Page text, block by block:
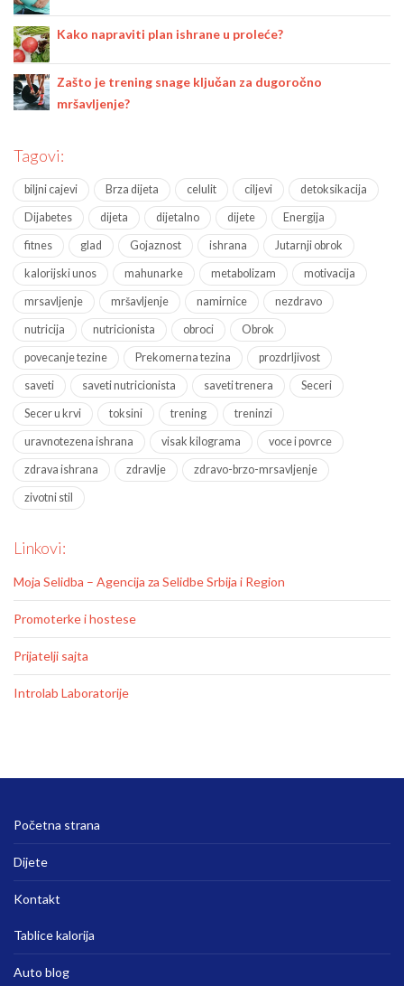
Kako napraviti plan ishrane u proleće?
Zašto je trening snage ključan za dugoročno
mršavljenje?
Tagovi:
biljni cajevi Brza dijeta celulit ciljevi detoksikacija
Dijabetes dijeta dijetalno dijete Energija
fitnes glad Gojaznost ishrana Jutarnji obrok
kalorijski unos mahunarke metabolizam motivacija
mrsavljenje mršavljenje namirnice nezdravo
nutricija nutricionista obroci Obrok
povecanje tezine Prekomerna tezina prozdrljivost
saveti saveti nutricionista saveti trenera Seceri
Secer u krvi toksini trening treninzi
uravnotezena ishrana visak kilograma voce i povrce
zdrava ishrana zdravlje zdravo-brzo-mrsavljenje
zivotni stil
Linkovi:
Moja Selidba – Agencija za Selidbe Srbija i Region
Promoterke i hostese
Prijatelji sajta
Introlab Laboratorije
Početna strana
Dijete
Kontakt
Tablice kalorija
Auto blog